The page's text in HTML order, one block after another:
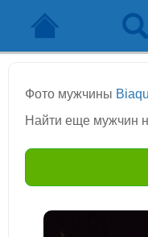
Фото мужчины
Найти еще мужчин